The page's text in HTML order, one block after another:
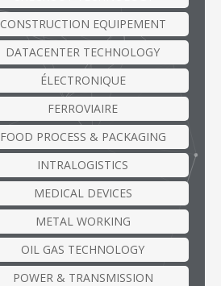
CONSTRUCTION EQUIPEMENT
DATACENTER TECHNOLOGY
ÉLECTRONIQUE
FERROVIAIRE
FOOD PROCESS & PACKAGING
INTRALOGISTICS
MEDICAL DEVICES
METAL WORKING
OIL GAS TECHNOLOGY
POWER & TRANSMISSION